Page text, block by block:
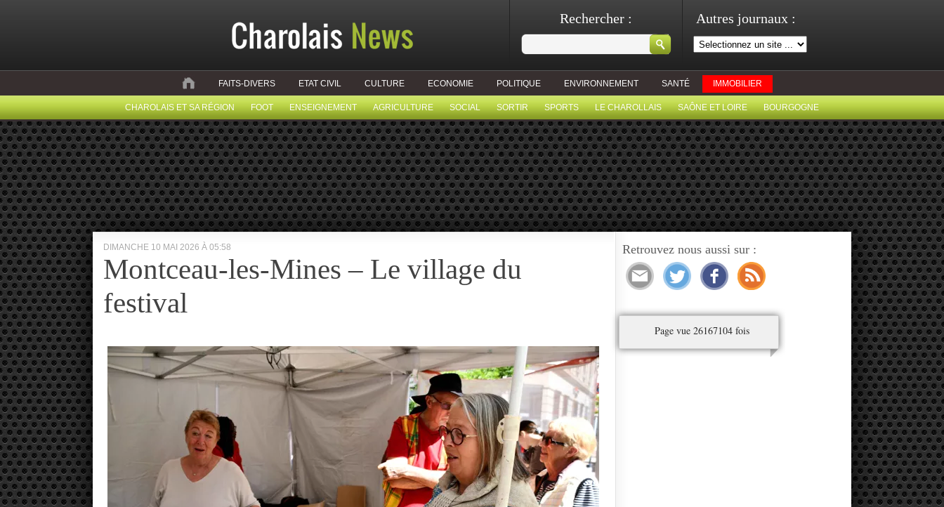
Autres journaux :
Rechercher :
FAITS-DIVERS ETAT CIVIL CULTURE ECONOMIE POLITIQUE ENVIRONNEMENT SANTÉ IMMOBILIER
CHAROLAIS ET SA RÉGION FOOT ENSEIGNEMENT AGRICULTURE SOCIAL SORTIR SPORTS LE CHAROLLAIS SAÔNE ET LOIRE BOURGOGNE
DIMANCHE 10 MAI 2026 À 05:58
Montceau-les-Mines – Le village du
festival
Retrouvez nous aussi sur :
Page vue 26167104 fois